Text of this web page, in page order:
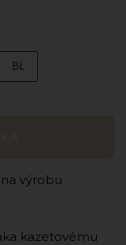
BL
výrobu
kazetovému